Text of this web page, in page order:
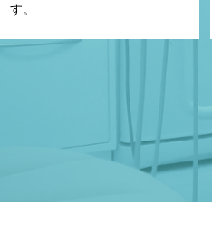
す。